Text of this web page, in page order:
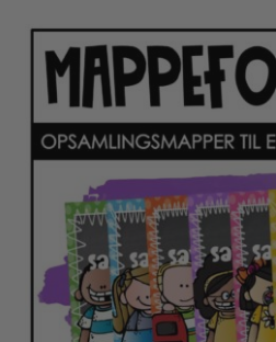
LICENSER
FONTE